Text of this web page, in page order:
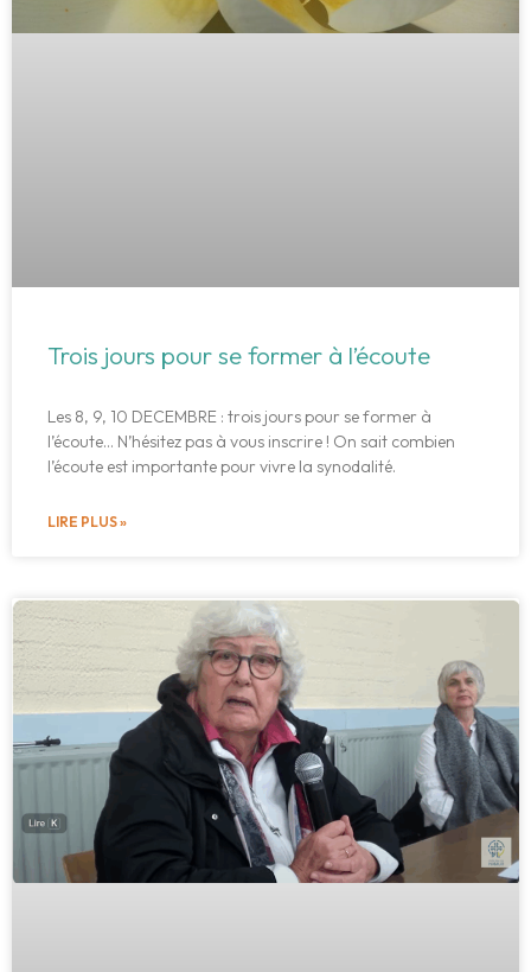
Trois jours pour se former à l’écoute
Les 8, 9, 10 DECEMBRE : trois jours pour se former à
l’écoute… N’hésitez pas à vous inscrire ! On sait combien
l’écoute est importante pour vivre la synodalité.
LIRE PLUS »